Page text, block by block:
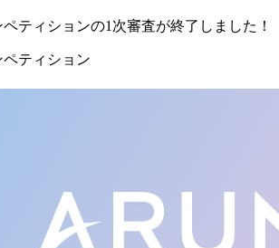
ティションの1次審査が終了しました！
ペティション